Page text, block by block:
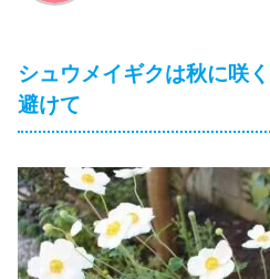
シュウメイギクは秋に咲
避けて